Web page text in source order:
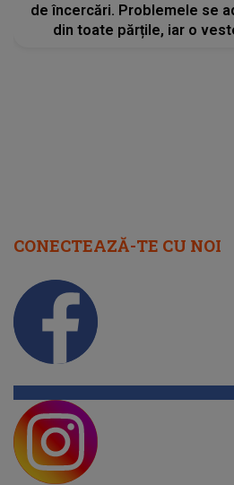
de încercări. Problemele se
din toate părțile, iar o
CONECTEAZĂ-TE CU NOI